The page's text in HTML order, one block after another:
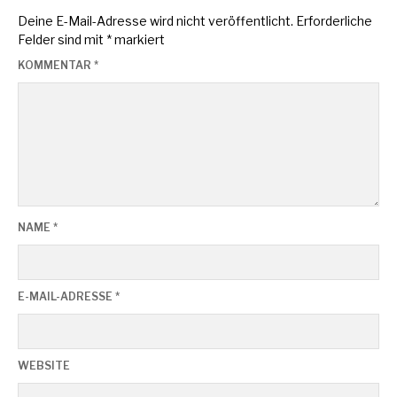
Deine E-Mail-Adresse wird nicht veröffentlicht. Erforderliche
Felder sind mit *markiert
KOMMENTAR *
NAME *
E-MAIL-ADRESSE *
WEBSITE